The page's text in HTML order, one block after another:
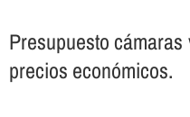
Presupuesto
precios económicos.